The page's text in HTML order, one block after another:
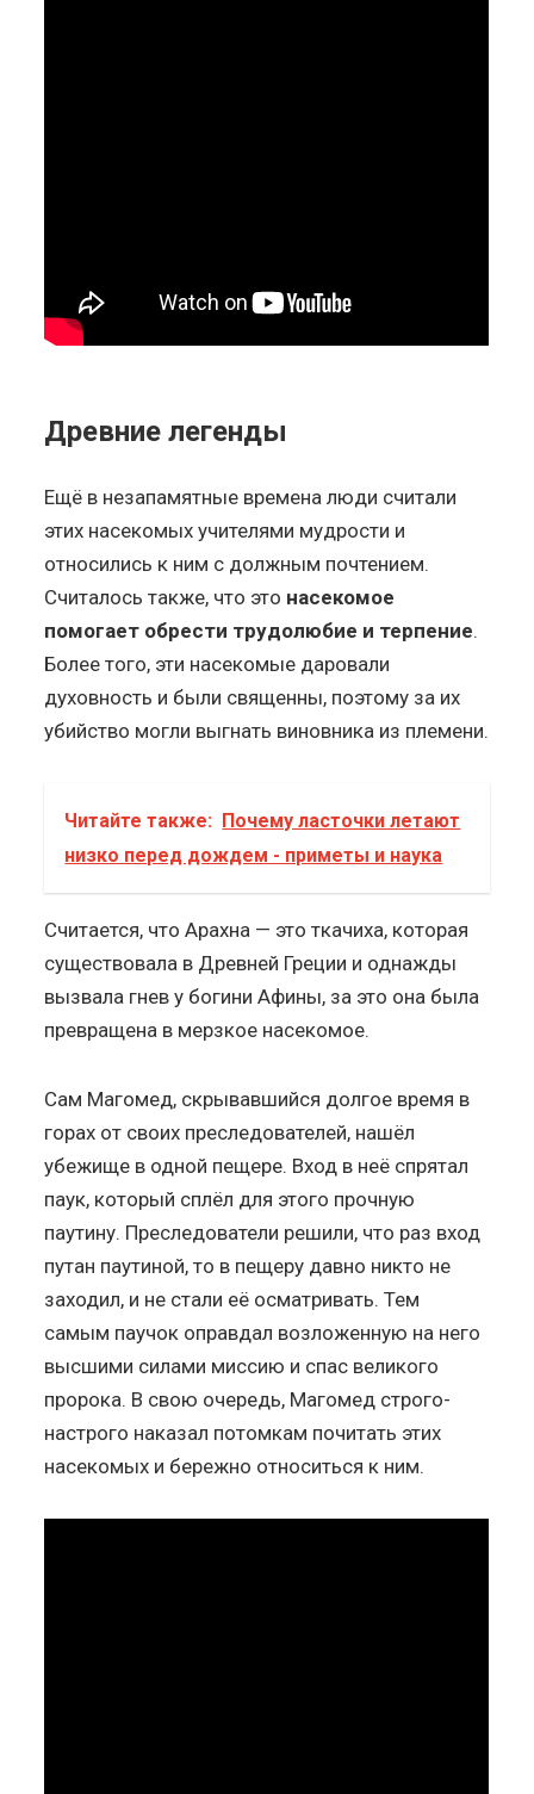
Древние легенды
Ещё в незапамятные времена люди считали
этих насекомых учителями мудрости и
относились к ним с должным почтением.
Считалось также, что это насекомое
помогает обрести трудолюбие и терпение.
Более того, эти насекомые даровали
духовность и были священны, поэтому за их
убийство могли выгнать виновника из племени.
Читайте также: Почему ласточки летают
низко перед дождем - приметы и наука
Считается, что Арахна — это ткачиха, которая
существовала в Древней Греции и однажды
вызвала гнев у богини Афины, за это она была
превращена в мерзкое насекомое.
Сам Магомед, скрывавшийся долгое время в
горах от своих преследователей, нашёл
убежище в одной пещере. Вход в неё спрятал
паук, который сплёл для этого прочную
паутину. Преследователи решили, что раз вход
путан паутиной, то в пещеру давно никто не
заходил, и не стали её осматривать. Тем
самым паучок оправдал возложенную на него
высшими силами миссию и спас великого
пророка. В свою очередь, Магомед строго-
настрого наказал потомкам почитать этих
насекомых и бережно относиться к ним.